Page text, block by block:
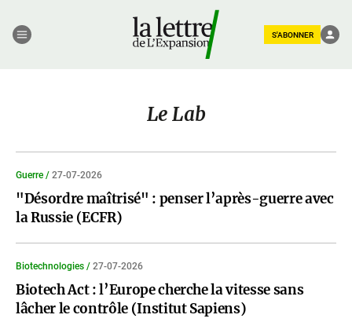
S'ABONNER
Le Lab
Guerre / 27-07-2026
"Désordre maîtrisé" : penser l’après-guerre avec
la Russie (ECFR)
Biotechnologies / 27-07-2026
Biotech Act : l’Europe cherche la vitesse sans
lâcher le contrôle (Institut Sapiens)